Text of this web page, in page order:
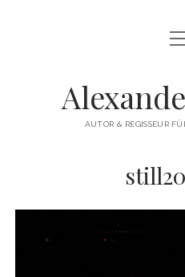
HERZLICH
DREHBUCH
AUTOR & REGISSEUR